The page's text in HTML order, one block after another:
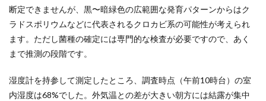
断定できませんが、黒〜暗緑色の広範囲な発育パターンからはク
ラドスポリウムなどに代表されるクロカビ系の可能性が考えられ
ます。ただし菌種の確定には専門的な検査が必要ですので、あく
まで推測の段階です。
湿度計を持参して測定したところ、調査時点（午前10時台）の室
内湿度は68%でした。外気温との差が大きい朝方には結露が集中